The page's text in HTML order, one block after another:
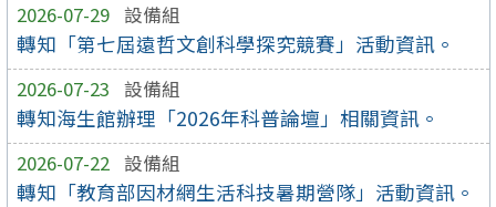
2026-07-29 設備組
轉知「第七屆遠哲文創科學探究競賽」活動資訊。
2026-07-23 設備組
轉知海生館辦理「2026年科普論壇」相關資訊。
2026-07-22 設備組
轉知「教育部因材網生活科技暑期營隊」活動資訊。